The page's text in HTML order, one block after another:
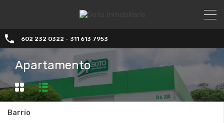
602 232 0322 - 311 613 7953
Apartamento
Barrio